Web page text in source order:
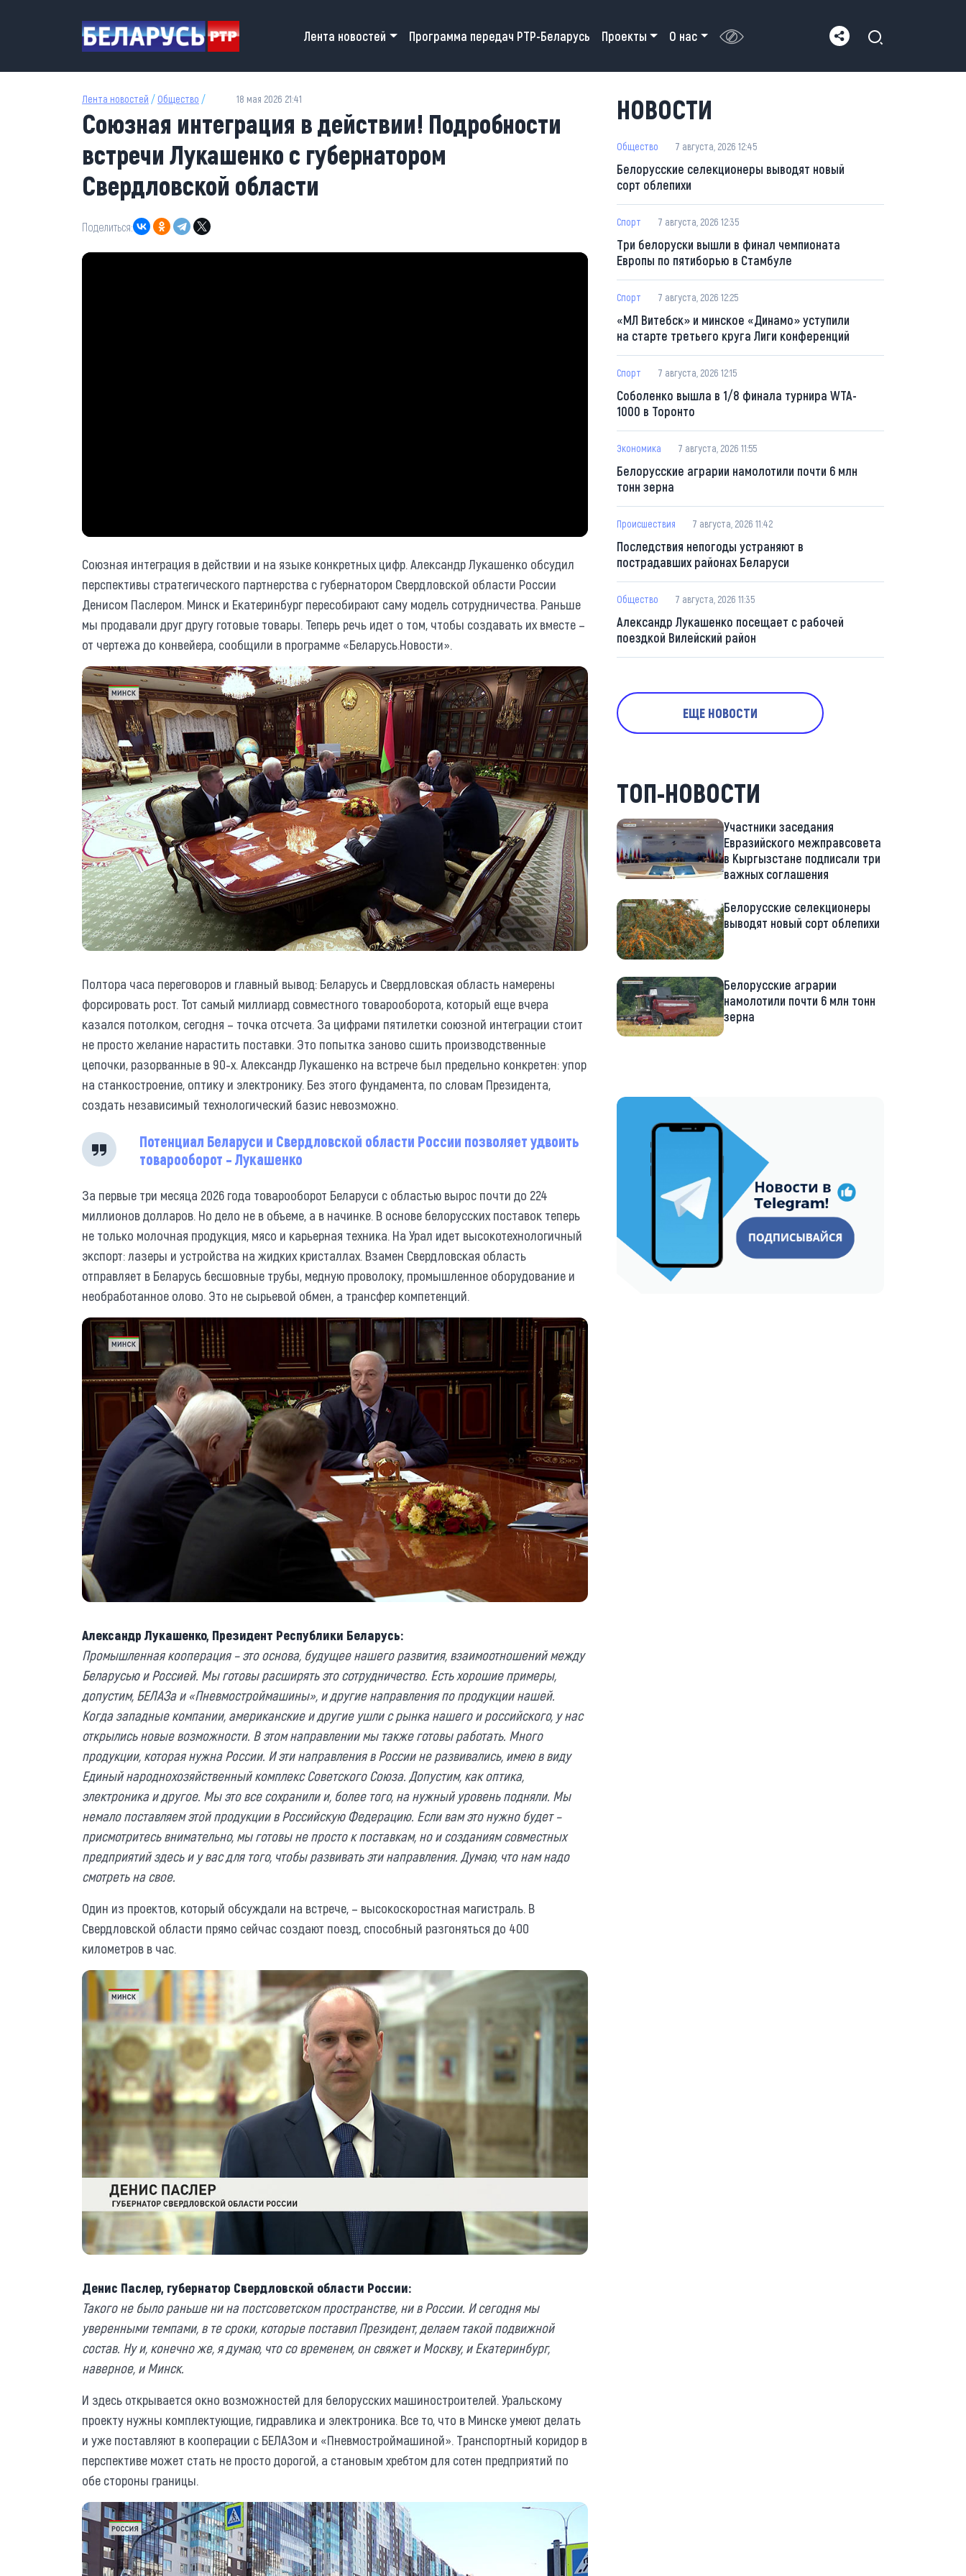
Main navigation
Лента новостей Программа передач РТР-Беларусь Проекты О нас
Лента новостей / Общество / 18 мая 2026 21:41
Союзная интеграция в действии! Подробности
встречи Лукашенко с губернатором
Свердловской области
Поделиться:
Союзная интеграция в действии и на языке конкретных цифр. Александр Лукашенко обсудил
перспективы стратегического партнерства с губернатором Свердловской области России
Денисом Паслером. Минск и Екатеринбург пересобирают саму модель сотрудничества. Раньше
мы продавали друг другу готовые товары. Теперь речь идет о том, чтобы создавать их вместе –
от чертежа до конвейера, сообщили в программе «Беларусь.Новости».
Полтора часа переговоров и главный вывод: Беларусь и Свердловская область намерены
форсировать рост. Тот самый миллиард совместного товарооборота, который еще вчера
казался потолком, сегодня – точка отсчета. За цифрами пятилетки союзной интеграции стоит
не просто желание нарастить поставки. Это попытка заново сшить производственные
цепочки, разорванные в 90-х. Александр Лукашенко на встрече был предельно конкретен: упор
на станкостроение, оптику и электронику. Без этого фундамента, по словам Президента,
создать независимый технологический базис невозможно.
Потенциал Беларуси и Свердловской области России позволяет удвоить
товарооборот – Лукашенко
За первые три месяца 2026 года товарооборот Беларуси с областью вырос почти до 224
миллионов долларов. Но дело не в объеме, а в начинке. В основе белорусских поставок теперь
не только молочная продукция, мясо и карьерная техника. На Урал идет высокотехнологичный
экспорт: лазеры и устройства на жидких кристаллах. Взамен Свердловская область
отправляет в Беларусь бесшовные трубы, медную проволоку, промышленное оборудование и
необработанное олово. Это не сырьевой обмен, а трансфер компетенций.
Александр Лукашенко, Президент Республики Беларусь:
Промышленная кооперация – это основа, будущее нашего развития, взаимоотношений между
Беларусью и Россией. Мы готовы расширять это сотрудничество. Есть хорошие примеры,
допустим, БЕЛАЗа и «Пневмостроймашины», и другие направления по продукции нашей.
Когда западные компании, американские и другие ушли с рынка нашего и российского, у нас
открылись новые возможности. В этом направлении мы также готовы работать. Много
продукции, которая нужна России. И эти направления в России не развивались, имею в виду
Единый народнохозяйственный комплекс Советского Союза. Допустим, как оптика,
электроника и другое. Мы это все сохранили и, более того, на нужный уровень подняли. Мы
немало поставляем этой продукции в Российскую Федерацию. Если вам это нужно будет –
присмотритесь внимательно, мы готовы не просто к поставкам, но и созданиям совместных
предприятий здесь и у вас для того, чтобы развивать эти направления. Думаю, что нам надо
смотреть на свое.
Один из проектов, который обсуждали на встрече, – высокоскоростная магистраль. В
Свердловской области прямо сейчас создают поезд, способный разгоняться до 400
километров в час.
Денис Паслер, губернатор Свердловской области России:
Такого не было раньше ни на постсоветском пространстве, ни в России. И сегодня мы
уверенными темпами, в те сроки, которые поставил Президент, делаем такой подвижной
состав. Ну и, конечно же, я думаю, что со временем, он свяжет и Москву, и Екатеринбург,
наверное, и Минск.
И здесь открывается окно возможностей для белорусских машиностроителей. Уральскому
проекту нужны комплектующие, гидравлика и электроника. Все то, что в Минске умеют делать
и уже поставляют в кооперации с БЕЛАЗом и «Пневмостроймашиной». Транспортный коридор в
перспективе может стать не просто дорогой, а становым хребтом для сотен предприятий по
обе стороны границы.
НОВОСТИ
Общество 7 августа, 2026 12:45
Белорусские селекционеры выводят новый
сорт облепихи
Спорт 7 августа, 2026 12:35
Три белоруски вышли в финал чемпионата
Европы по пятиборью в Стамбуле
Спорт 7 августа, 2026 12:25
«МЛ Витебск» и минское «Динамо» уступили
на старте третьего круга Лиги конференций
Спорт 7 августа, 2026 12:15
Соболенко вышла в 1/8 финала турнира WTA-
1000 в Торонто
Экономика 7 августа, 2026 11:55
Белорусские аграрии намолотили почти 6 млн
тонн зерна
Происшествия 7 августа, 2026 11:42
Последствия непогоды устраняют в
пострадавших районах Беларуси
Общество 7 августа, 2026 11:35
Александр Лукашенко посещает с рабочей
поездкой Вилейский район
ЕЩЕ НОВОСТИ
ТОП-НОВОСТИ
Участники заседания
Евразийского межправсовета
в Кыргызстане подписали три
важных соглашения
Белорусские селекционеры
выводят новый сорт облепихи
Белорусские аграрии
намолотили почти 6 млн тонн
зерна
https://t.me/minskctvby